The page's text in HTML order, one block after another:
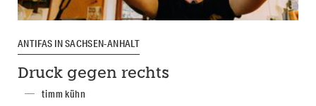
ANTIFAS IN SACHSEN-ANHALT
Druck gegen rechts
timm kühn